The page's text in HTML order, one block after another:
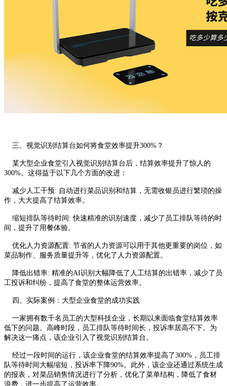
三、视觉识别结算台如何将食堂效率提升300%？
某大型企业食堂引入视觉识别结算台后，结算效率提升了惊人的
300%。这得益于以下几个方面的改进：
减少人工干预: 自动进行菜品识别和结算，无需收银员进行繁琐的操
作，大大提高了结算效率。
缩短排队等待时间: 快速精准的识别速度，减少了员工排队等待的时
间，提升了用餐体验。
优化人力资源配置: 节省的人力资源可以用于其他更重要的岗位，如
菜品制作、服务质量提升等，优化了人力资源配置。
降低出错率: 精准的AI识别大幅降低了人工结算的出错率，减少了员
工投诉和纠纷，提高了食堂的整体运营效率。
四、实际案例：大型企业食堂的成功实践
一家拥有数千名员工的大型科技企业，长期以来面临食堂结算效率
低下的问题。高峰时段，员工排队等待时间长，投诉率居高不下。为
解决这一痛点，该企业引入了视觉识别结算台。
经过一段时间的运行，该企业食堂的结算效率提高了300%，员工排
队等待时间大幅缩短，投诉率下降90%。此外，该企业还通过系统生成
的报表，对菜品销售情况进行了分析，优化了菜单结构，降低了食材
浪费，进一步提高了运营效率。